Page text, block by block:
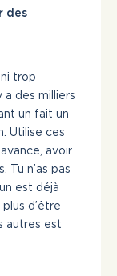
des
trop
a des milliers
un fait un
Utilise ces
avoir
Tu n’as pas
est déjà
d’être
autres est